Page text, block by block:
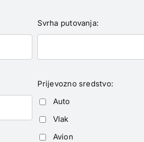
Svrha putovanja:
Prijevozno sredstvo:
Auto
Vlak
Avion